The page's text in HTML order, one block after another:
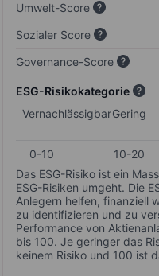
Umwelt-Score
Sozialer Score
Governance-Score
ESG-Risikokategorie
VernachlässigbarGering
0-10 10-20
Das ESG-Risiko ist ein
ESG-Risiken umgeht. Die
Anlegern helfen, finanziell
zu identifizieren und zu
Performance von
bis 100. Je geringer das
keinem Risiko und 100 ist